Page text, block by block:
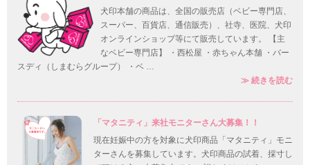
犬印本舗の商品は、全国の販売店（ベビー専門店、
スーパー、百貨店、通信販売）、社寺、医院、犬印
オンラインショップ等にて販売しています。 【主
なベビー専門店】 ・西松屋 ・赤ちゃん本舗 ・バー
スディ（しまむらグループ） ・ベ …
≫ 続きを読む犬
「マタニティ」来社モニターさん大募集！！
現在妊娠中の方を対象に犬印商品「マタニティ」モニ
ターさんを募集しています。犬印商品の試着、採寸し